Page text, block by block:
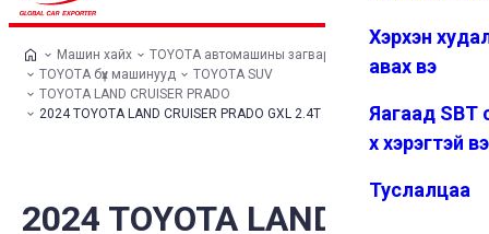
Хэрхэн
авах вэ
Яагаад SBT
х хэрэгтэй
Туслалцаа
Машин хайх
TOYOTA автомашины загварууд
TOYOTA бүх машинууд
TOYOTA SUV
TOYOTA LAND CRUISER PRADO
2024 TOYOTA LAND CRUISER PRADO GXL 2.4T
2024 TOYOTA LAND